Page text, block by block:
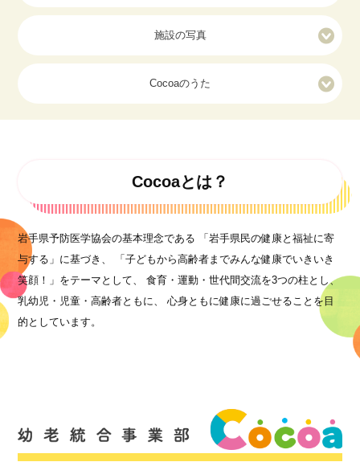
施設の写真
Cocoaのうた
Cocoaとは？
岩手県予防医学協会の基本理念である 「岩手県民の健康と福祉に寄
与する」に基づき、
「子どもから高齢者までみんな健康でいきいき
笑顔！」をテーマとして、
食育・運動・世代間交流を3つの柱とし、
乳幼児・児童・高齢者ともに、
心身ともに健康に過ごせることを目
的としています。